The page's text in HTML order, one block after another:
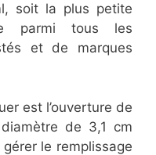
soit la plus petite
parmi tous les
et de marques
est l’ouverture de
de 3,1 cm
le remplissage